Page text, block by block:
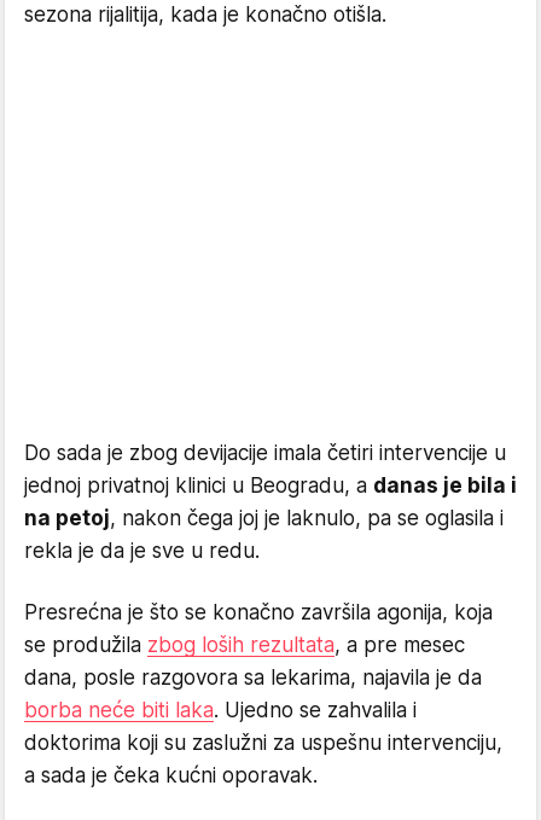
sezona rijalitija, kada je konačno otišla.
Do sada je zbog devijacije imala četiri intervencije u
jednoj privatnoj klinici u Beogradu, a danas je bila i
na petoj, nakon čega joj je laknulo, pa se oglasila i
rekla je da je sve u redu.
Presrećna je što se konačno završila agonija, koja
se produžila zbog loših rezultata, a pre mesec
dana, posle razgovora sa lekarima, najavila je da
borba neće biti laka. Ujedno se zahvalila i
doktorima koji su zaslužni za uspešnu intervenciju,
a sada je čeka kućni oporavak.